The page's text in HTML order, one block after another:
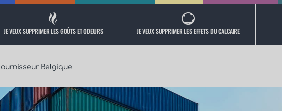
JE VEUX SUPPRIMER LES GOÛTS ET ODEURS JE VEUX SUPPRIMER LES EFFETS DU CALCAIRE
Belgique